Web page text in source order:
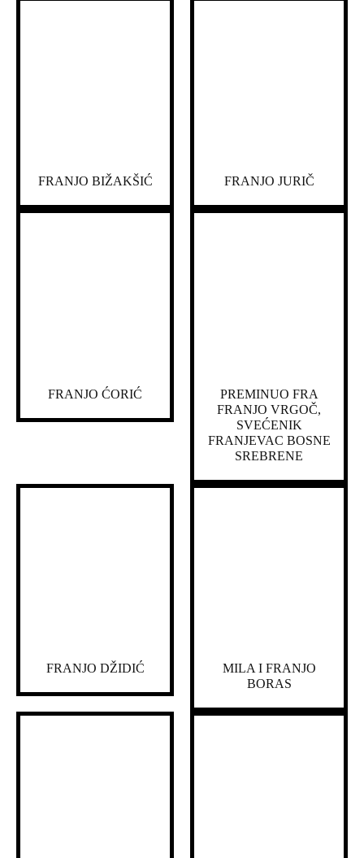
FRANJO BIŽAKŠIĆ FRANJO JURIČ
FRANJO ĆORIĆ
PREMINUO FRA
FRANJO VRGOČ,
SVEĆENIK
FRANJEVAC BOSNE
SREBRENE
FRANJO DŽIDIĆ
MILA I FRANJO
BORAS